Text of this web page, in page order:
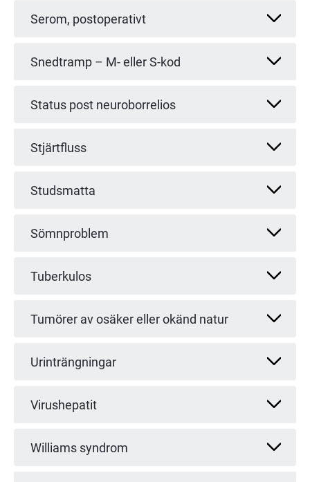
Serom, postoperativt
Snedtramp – M- eller S-kod
Status post neuroborrelios
Stjärtfluss
Studsmatta
Sömnproblem
Tuberkulos
Tumörer av osäker eller okänd natur
Urinträngningar
Virushepatit
Williams syndrom